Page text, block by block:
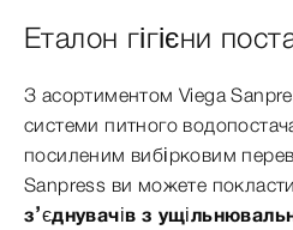
Еталон гігієни
З асортиментом Viega
системи питного
посиленим вибірковим
Sanpress ви можете
з’єднувачів з